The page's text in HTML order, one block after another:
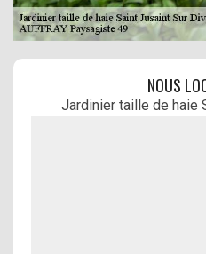
NOUS
Jardinier taille de haie